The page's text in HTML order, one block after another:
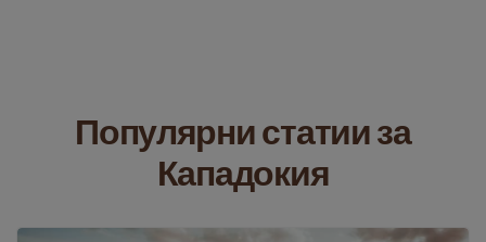
Популярни статии за
Кападокия